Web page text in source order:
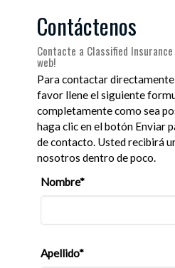
Contáctenos
Contacte a Classified
web!
Para contactar
favor llene el siguiente
completamente como sea
haga clic en el botón Enviar
de contacto. Usted recibirá
nosotros dentro de poco.
Nombre*
Apellido*